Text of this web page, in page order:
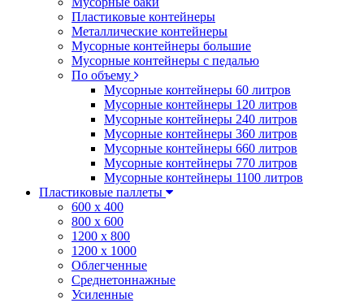
Пластиковые контейнеры
Металлические контейнеры
Мусорные контейнеры большие
Мусорные контейнеры с педалью
По объему
Мусорные контейнеры 60 литров
Мусорные контейнеры 120 литров
Мусорные контейнеры 240 литров
Мусорные контейнеры 360 литров
Мусорные контейнеры 660 литров
Мусорные контейнеры 770 литров
Мусорные контейнеры 1100 литров
Пластиковые паллеты
600 х 400
800 х 600
1200 х 800
1200 х 1000
Облегченные
Среднетоннажные
Усиленные